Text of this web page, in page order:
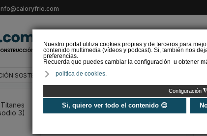
Nuestro portal utiliza cookies propias y de terceros para
contenido multimedia (vídeos y podcast). Si, también nos
preferencias.
Recuerda que puedes cambiar la configuración u obtener
política de cookies.
Configuración ◮
Si, quiero ver todo el contenido 😊
SOSTENIBLE ENERGÍAS RENOVABLES
3)
Universo Aniversario - Un
año, muchos momentos